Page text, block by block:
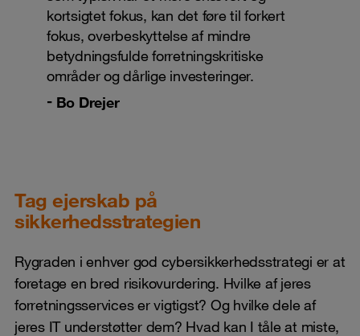
kortsigtet fokus, kan det føre til forkert
fokus, overbeskyttelse af mindre
betydningsfulde forretningskritiske
områder og dårlige investeringer.
Bo Drejer
Tag ejerskab på
sikkerhedsstrategien
Rygraden i enhver god cybersikkerhedsstrategi er at
foretage en bred risikovurdering. Hvilke af jeres
forretningsservices er vigtigst? Og hvilke dele af
jeres IT understøtter dem? Hvad kan I tåle at miste,